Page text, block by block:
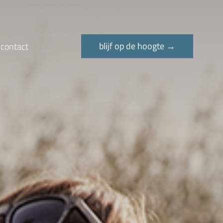
contact blijf op de hoogte →
contact blijf op de hoogte →